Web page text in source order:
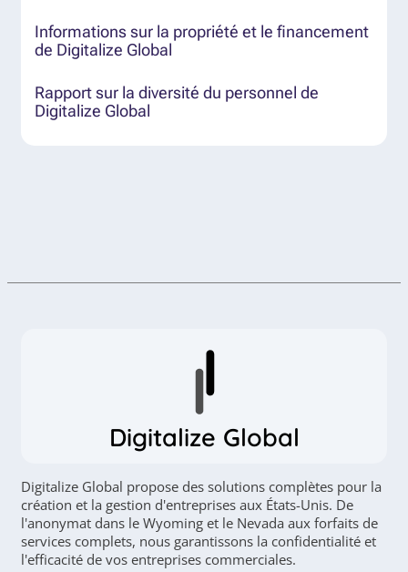
Informations sur la propriété et le financement
de Digitalize Global
Rapport sur la diversité du personnel de
Digitalize Global
Digitalize Global
Digitalize Global propose des solutions complètes pour la
création et la gestion d'entreprises aux États-Unis. De
l'anonymat dans le Wyoming et le Nevada aux forfaits de
services complets, nous garantissons la confidentialité et
l'efficacité de vos entreprises commerciales.